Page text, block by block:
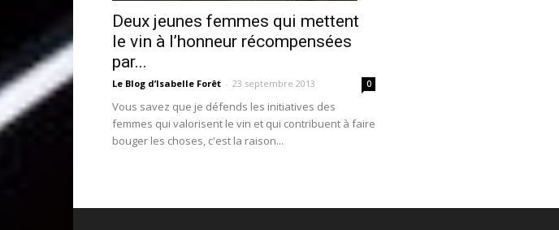
Deux jeunes femmes qui mettent
le vin à l’honneur récompensées
par...
Le Blog d’Isabelle Forêt - 23 septembre 2013 0
Vous savez que je défends les initiatives des
femmes qui valorisent le vin et qui contribuent à faire
bouger les choses, c'est la raison...